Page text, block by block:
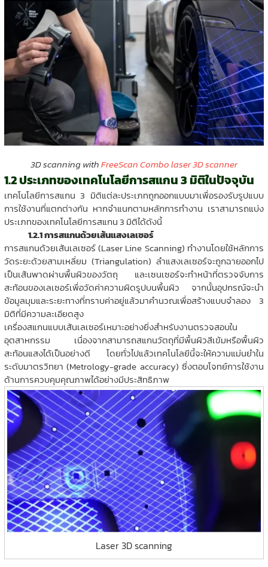
3D scanning withFreeScan Combo laser 3D scanner
1.2 ประเภทของเทคโนโลยีการสแกน 3 มิติในปัจจุบัน
เทคโนโลยีการสแกน 3 มิติแต่ละประเภทถูกออกแบบมาเพื่อรองรับรูปแบบ
การใช้งานที่แตกต่างกัน หากจำแนกตามหลักการทำงาน เราสามารถแบ่ง
ประเภทของเทคโนโลยีการสแกน 3 มิติได้ดังนี้
1.2.1 การสแกนด้วยเส้นแสงเลเซอร์
การสแกนด้วยเส้นเลเซอร์ (Laser Line Scanning) ทำงานโดยใช้หลักการ
วัดระยะด้วยสามเหลี่ยม (Triangulation) ลำแสงเลเซอร์จะถูกฉายออกไป
เป็นเส้นพาดผ่านพื้นผิวของวัตถุ และเซนเซอร์จะทำหน้าที่ตรวจจับการ
สะท้อนของเลเซอร์เพื่อวัดค่าความผิดรูปบนพื้นผิว จากนั้นอุปกรณ์จะนำ
ข้อมูลมุมและระยะทางที่ทราบค่าอยู่แล้วมาคำนวณเพื่อสร้างแบบจำลอง 3
มิติที่มีความละเอียดสูง
เครื่องสแกนแบบเส้นเลเซอร์เหมาะอย่างยิ่งสำหรับงานตรวจสอบใน
อุตสาหกรรม เนื่องจากสามารถสแกนวัตถุที่มีพื้นผิวสีเข้มหรือพื้นผิว
สะท้อนแสงได้เป็นอย่างดี โดยทั่วไปแล้วเทคโนโลยีนี้จะให้ความแม่นยำใน
ระดับมาตรวิทยา (Metrology-grade accuracy) ซึ่งตอบโจทย์การใช้งาน
ด้านการควบคุมคุณภาพได้อย่างมีประสิทธิภาพ
Laser 3D scanning